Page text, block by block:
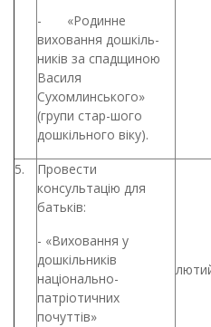
- «Родинне
виховання дошкіль-
ників за спадщиною
Василя
Сухомлинського»
(групи стар-шого
дошкільного віку).
5.
Провести
консультацію для
батьків:
- «Виховання у
дошкільників
національно-
патріотичних
почуттів»